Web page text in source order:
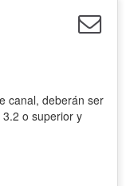
canal, deberán ser
o superior y